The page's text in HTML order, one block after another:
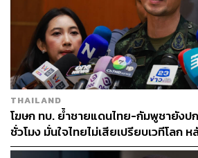
รวมถึงหากได้รับสายโทรศัพท์ในลักษ
หรือมีการแอบอ้างเป็นเจ้าหน้าที่รัฐข่ม
สอบความบริสุทธิ์ ขอให้ตั้งสติและตัดสา
หน่วยงานบังคับใช้กฎหมายของประเท
โทรศัพท์ไปข่มขู่หรือให้ประชาชนโอน
ทุกกรณี
TAGS: Japan Cambodia
สำนักงานต
ท่าอากาศยานสุวรรณภูมิ
แก๊งคอ
ศูนย์ต่อต้านการฉ้อโกงออนไลน์
THAILAND
โฆษก ทบ. ย้ำชายแดนไทย-กัมพูชายังปก
ชั่วโมง มั่นใจไทยไม่เสียเปรียบเวทีโลก
รับรอง MOU43